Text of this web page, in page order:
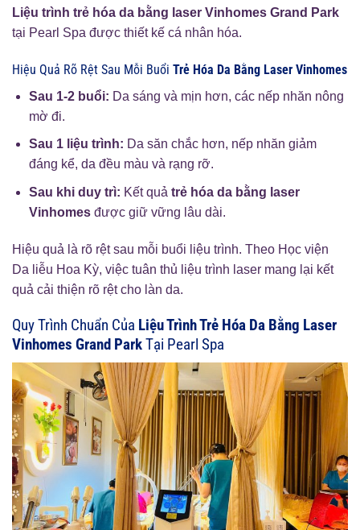
Liệu trình trẻ hóa da bằng laser Vinhomes Grand Park
tại Pearl Spa được thiết kế cá nhân hóa.
Hiệu Quả Rõ Rệt Sau Mỗi Buổi Trẻ Hóa Da Bằng Laser Vinhomes
Sau 1-2 buổi: Da sáng và mịn hơn, các nếp nhăn nông
mờ đi.
Sau 1 liệu trình: Da săn chắc hơn, nếp nhăn giảm
đáng kể, da đều màu và rạng rỡ.
Sau khi duy trì: Kết quả trẻ hóa da bằng laser
Vinhomesđược giữ vững lâu dài.
Hiệu quả là rõ rệt sau mỗi buổi liệu trình. Theo Học viện
Da liễu Hoa Kỳ, việc tuân thủ liệu trình laser mang lại kết
quả cải thiện rõ rệt cho làn da.
Quy Trình Chuẩn Của Liệu Trình Trẻ Hóa Da Bằng Laser
Vinhomes Grand ParkTại Pearl Spa